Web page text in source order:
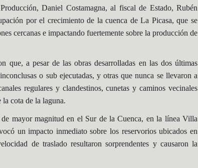
Daniel Costamagna, al fiscal de Estado, Rubén
por el crecimiento de la cuenca de La Picasa, que se
cercanas e impactando fuertemente sobre la producción de
a pesar de las obras desarrolladas en las dos últimas
o sub ejecutadas, y otras que nunca se llevaron a
regulares y clandestinos, cunetas y caminos vecinales
cota de la laguna.
mayor magnitud en el Sur de la Cuenca, en la línea Villa
un impacto inmediato sobre los reservorios ubicados en
de traslado resultaron sorprendentes y causaron la